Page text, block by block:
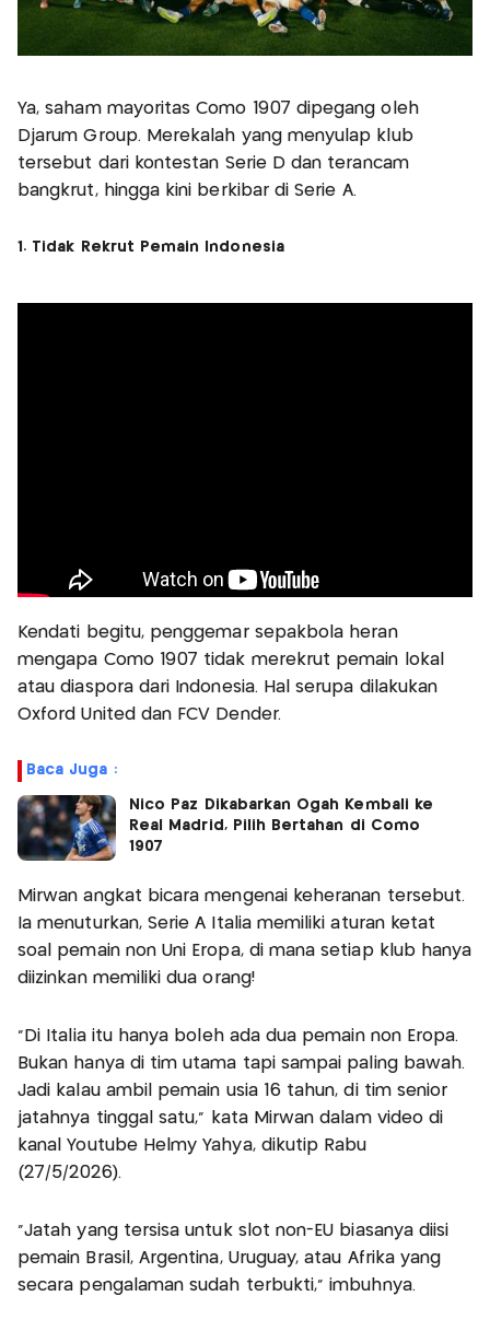
Ya, saham mayoritas Como 1907 dipegang oleh
Djarum Group. Merekalah yang menyulap klub
tersebut dari kontestan Serie D dan terancam
bangkrut, hingga kini berkibar di Serie A.
1. Tidak Rekrut Pemain Indonesia
Kendati begitu, penggemar sepakbola heran
mengapa Como 1907 tidak merekrut pemain lokal
atau diaspora dari Indonesia. Hal serupa dilakukan
Oxford United dan FCV Dender.
Baca Juga :
Nico Paz Dikabarkan Ogah Kembali ke
Real Madrid, Pilih Bertahan di Como
1907
Mirwan angkat bicara mengenai keheranan tersebut.
Ia menuturkan, Serie A Italia memiliki aturan ketat
soal pemain non Uni Eropa, di mana setiap klub hanya
diizinkan memiliki dua orang!
“Di Italia itu hanya boleh ada dua pemain non Eropa.
Bukan hanya di tim utama tapi sampai paling bawah.
Jadi kalau ambil pemain usia 16 tahun, di tim senior
jatahnya tinggal satu,” kata Mirwan dalam video di
kanal Youtube Helmy Yahya, dikutip Rabu
(27/5/2026).
“Jatah yang tersisa untuk slot non-EU biasanya diisi
pemain Brasil, Argentina, Uruguay, atau Afrika yang
secara pengalaman sudah terbukti,” imbuhnya.